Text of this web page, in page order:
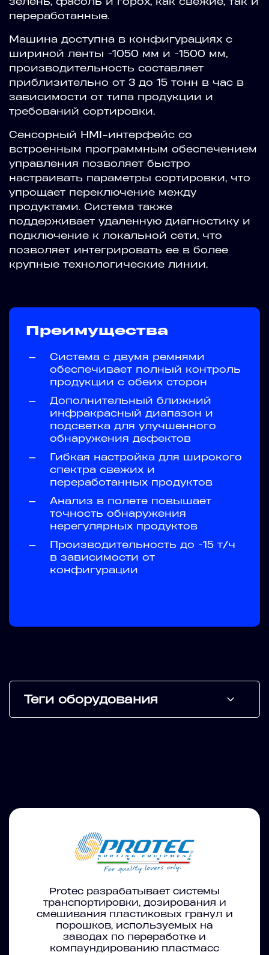
переработанные.
Машина доступна в конфигурациях с
шириной ленты ~1050 мм и ~1500 мм,
производительность составляет
приблизительно от 3 до 15 тонн в час в
зависимости от типа продукции и
требований сортировки.
Сенсорный HMI-интерфейс со
встроенным программным обеспечением
управления позволяет быстро
настраивать параметры сортировки, что
упрощает переключение между
продуктами. Система также
поддерживает удаленную диагностику и
подключение к локальной сети, что
позволяет интегрировать ее в более
крупные технологические линии.
Преимущества
—
Система с двумя ремнями
обеспечивает полный контроль
продукции с обеих сторон
—
Дополнительный ближний
инфракрасный диапазон и
подсветка для улучшенного
обнаружения дефектов
—
Гибкая настройка для широкого
спектра свежих и
переработанных продуктов
—
Анализ в полете повышает
точность обнаружения
нерегулярных продуктов
—
Производительность до ~15 т/ч
в зависимости от
конфигурации
Теги оборудования
Protec разрабатывает системы
транспортировки, дозирования и
смешивания пластиковых гранул и
порошков, используемых на
заводах по переработке и
компаундированию пластмасс